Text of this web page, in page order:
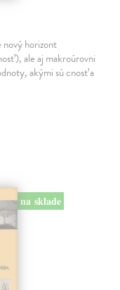
horizont
ale aj makroúrovni
akými sú cnosť a
na sklade